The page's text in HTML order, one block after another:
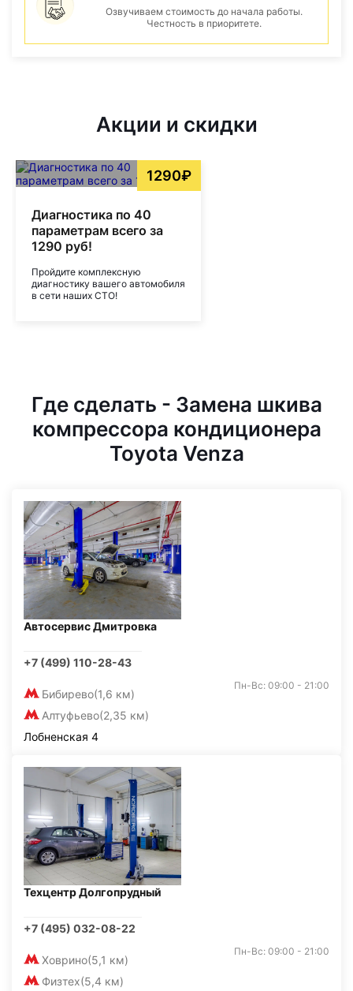
Озвучиваем стоимость до начала работы.
Честность в приоритете.
Акции и скидки
1290₽
Диагностика по 40
параметрам всего за
1290 руб!
Пройдите комплексную
диагностику вашего автомобиля
в сети наших СТО!
Где сделать - Замена шкива
компрессора кондиционера
Toyota Venza
Автосервис Дмитровка
+7 (499) 110-28-43
Бибирево(1,6 км)
Алтуфьево(2,35 км)
Пн-Вс: 09:00 - 21:00
Лобненская 4
Техцентр Долгопрудный
+7 (495) 032-08-22
Ховрино(5,1 км)
Физтех(5,4 км)
Пн-Вс: 09:00 - 21:00